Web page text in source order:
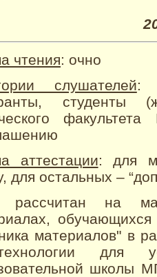
чтения: очно
слушателей:
студенты
аттестации: для
для остальных –
рассчитан на
материалов" в
для
школы